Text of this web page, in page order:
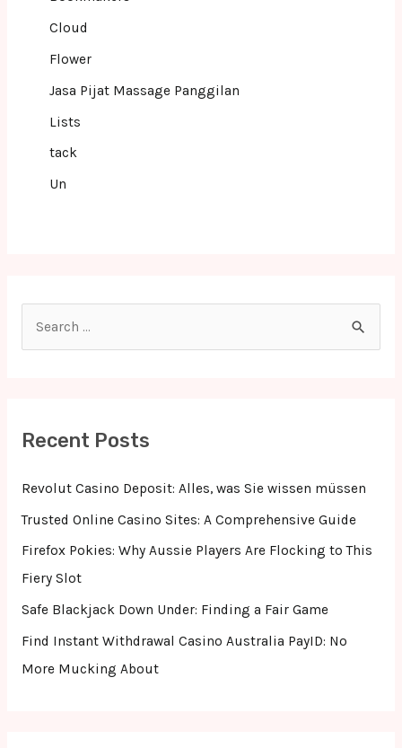
Cloud
Flower
Jasa Pijat Massage Panggilan
Lists
tack
Un
f
Recent Posts
Revolut Casino Deposit: Alles, was Sie wissen müssen
Trusted Online Casino Sites: A Comprehensive Guide
Firefox Pokies: Why Aussie Players Are Flocking to This
Fiery Slot
Safe Blackjack Down Under: Finding a Fair Game
Find Instant Withdrawal Casino Australia PayID: No
More Mucking About